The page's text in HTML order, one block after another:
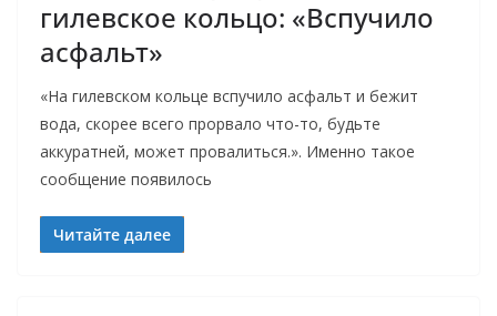
гилевское кольцо: «Вспучило
асфальт»
«На гилевском кольце вспучило асфальт и бежит
вода, скорее всего прорвало что-то, будьте
аккуратней, может провалиться.». Именно такое
сообщение появилось
Читайте далее